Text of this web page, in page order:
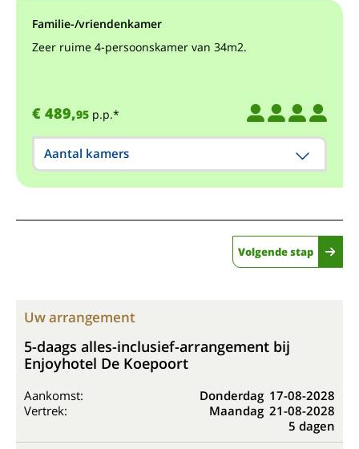
Familie-/vriendenkamer
Zeer ruime 4-persoonskamer van 34m2.
€ 489,95 p.p.*
Aantal kamers
Volgende stap
Uw arrangement
5-daags alles-inclusief-arrangement bij
Enjoyhotel De Koepoort
Aankomst: Donderdag 17-08-2028
Vertrek:
Maandag 21-08-2028
5 dagen